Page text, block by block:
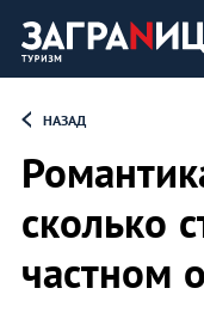
НАЗАД
сколько
частном